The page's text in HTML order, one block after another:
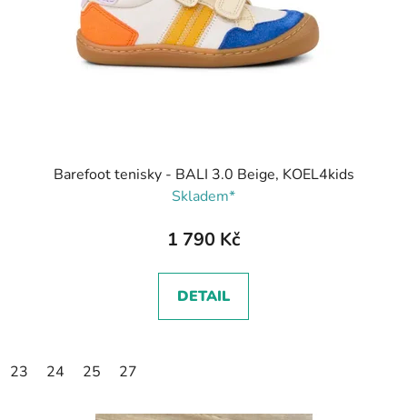
Barefoot tenisky - BALI 3.0 Beige, KOEL4kids
Skladem*
1 790 Kč
DETAIL
23 24 25 27